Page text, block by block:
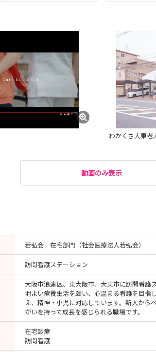
わかくさ大東老
動画のみ表示
若弘会 在宅部門（社会医療法人若弘会）
訪問看護ステーション
大阪市浪速区、東大阪市、大東市に訪問看護
地よい療養生活を願い、心温まる看護を目指
え、精神・小児に対応しています。新人から
がいを持って成長を感じられる職場です。
在宅診療
訪問看護